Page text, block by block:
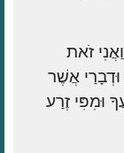
זֹאת
אֲשֶׁר
וּמִפִּי זֶרַע